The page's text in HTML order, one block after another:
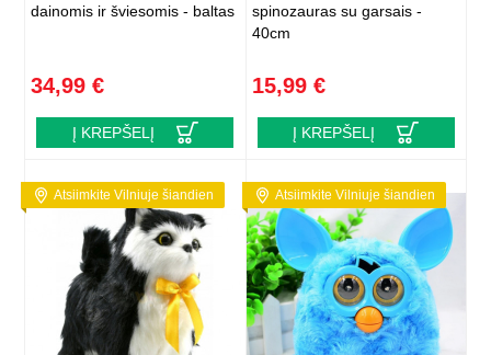
dainomis ir šviesomis - baltas
34,99 €
Į KREPŠELĮ
spinozauras su garsais -
40cm
15,99 €
Į KREPŠELĮ
Atsiimkite Vilniuje šiandien Atsiimkite Vilniuje šiandien